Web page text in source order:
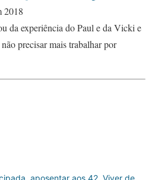
2018
da experiência do Paul e da Vicki e
precisar mais trabalhar por
aposentar aos 42 Viver de